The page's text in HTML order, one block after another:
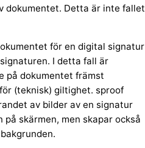
dokumentet. Detta är inte fallet
för en digital signatur
I detta fall är
på dokumentet främst
(teknisk) giltighet. sproof
av bilder av en signatur
skärmen, men skapar också